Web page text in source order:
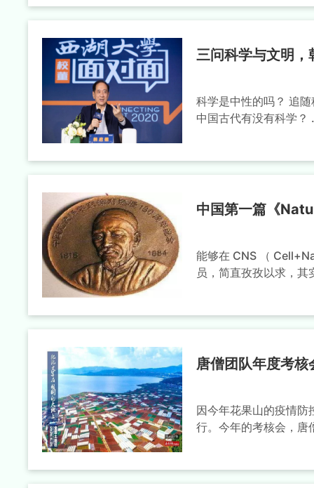
三问科学与文明，
科学是中性的吗？ 追
中国古代有没有科学
中国第一篇《
能够在 CNS （
员，简直孜孜以求，
唐僧团队年度考核
因今年花果山的疫情防
行。今年的考核会，唐